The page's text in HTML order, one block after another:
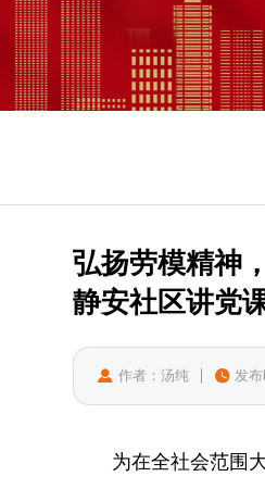
弘扬劳模精神
静安社区讲党
作者：汤纯 发
为在全社会范围